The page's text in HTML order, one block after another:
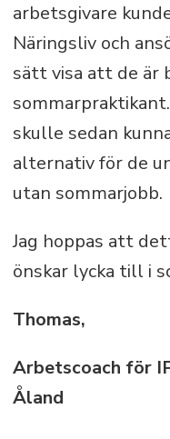
arbetsgivare
Näringsliv och
sätt visa att de är
skulle sedan
alternativ för de
utan sommarjobb.
Jag hoppas att
önskar lycka till i
Thomas,
Arbetscoach för
Åland